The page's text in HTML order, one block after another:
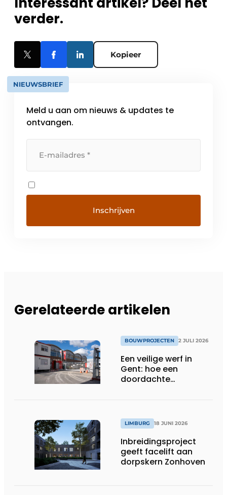
verder.
Kopieer
NIEUWSBRIEF
Meld u aan om nieuws & updates te
ontvangen.
Gerelateerde artikelen
BOUWPROJECTEN 2 JULI 2026
Een veilige werf in
Gent: hoe een
doordachte
LIMBURG 18 JUNI 2026
Inbreidingsproject
geeft facelift aan
dorpskern Zonhoven